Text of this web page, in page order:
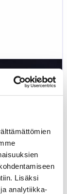
Lisäksi
analytiikka-